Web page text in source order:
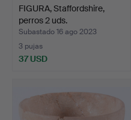
FIGURA, Staffordshire,
perros 2 uds.
Subastado 16 ago 2023
3 pujas
37 USD